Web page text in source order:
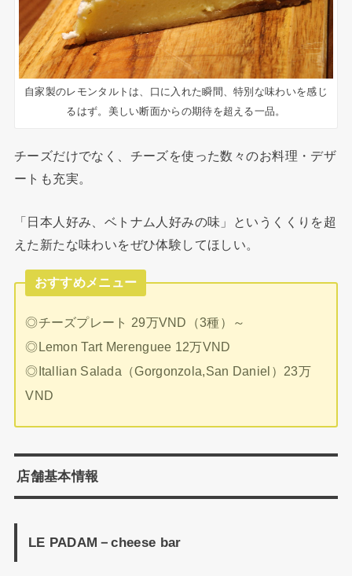
自家製のレモンタルトは、口に入れた瞬間、特別な味わいを感じ
るはず。美しい断面からの期待を超える一品。
チーズだけでなく、チーズを使った数々のお料理・デザ
ートも充実。
「日本人好み、ベトナム人好みの味」というくくりを超
えた新たな味わいをぜひ体験してほしい。
おすすめメニュー
◎チーズプレート 29万VND（3種）～
◎Lemon Tart Merenguee 12万VND
◎Itallian Salada（Gorgonzola,San Daniel）23万
VND
店舗基本情報
LE PADAM－cheese bar